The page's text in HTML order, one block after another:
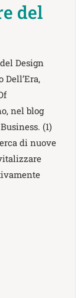
del
Design
nel blog
(1)
di nuove